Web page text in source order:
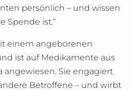
persönlich – und wissen
Spende ist.“
einem angeborenen
ist auf Medikamente aus
angewiesen. Sie engagiert
Betroffene – und wirbt